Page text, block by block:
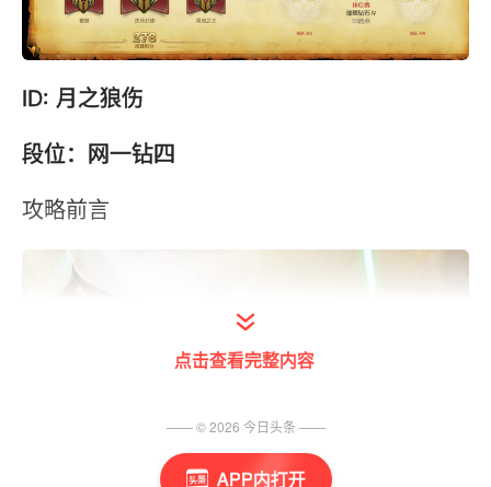
APP内打开
ID: 月之狼伤
段位：网一钻四
攻略前言
点击查看完整内容
—— ©2026 今日头条 ——